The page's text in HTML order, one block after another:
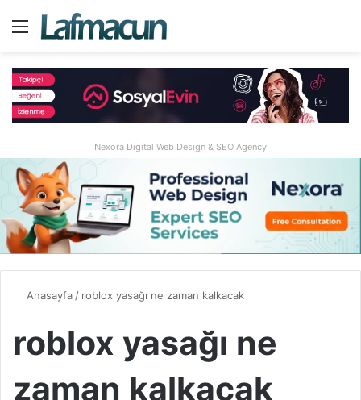
Menü
Nexora Digital Web Design & SEO Agency
Anasayfa/ roblox yasağı ne zaman kalkacak
roblox yasağı ne
zaman kalkacak